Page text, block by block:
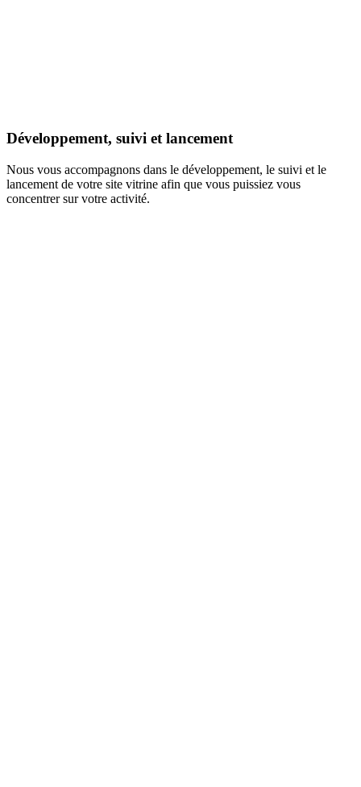
Développement, suivi et lancement
Nous vous accompagnons dans le développement, le suivi et le
lancement de votre site vitrine afin que vous puissiez vous
concentrer sur votre activité.